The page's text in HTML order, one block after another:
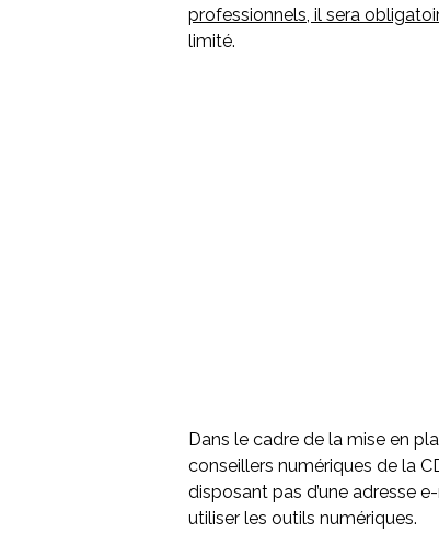
professionnels, il sera
limité.
Dans le cadre de la mise en
conseillers numériques de la
disposant pas d’une adresse
utiliser les outils numériques.